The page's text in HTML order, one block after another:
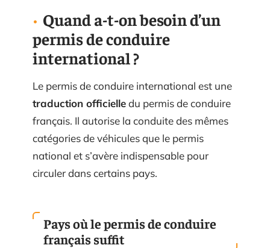
Quand a-t-on besoin d’un
permis de conduire
international ?
Le permis de conduire international est une
traduction officielledu permis de conduire
français. Il autorise la conduite des mêmes
catégories de véhicules que le permis
national et s’avère indispensable pour
circuler dans certains pays.
Pays où le permis de conduire
français suffit